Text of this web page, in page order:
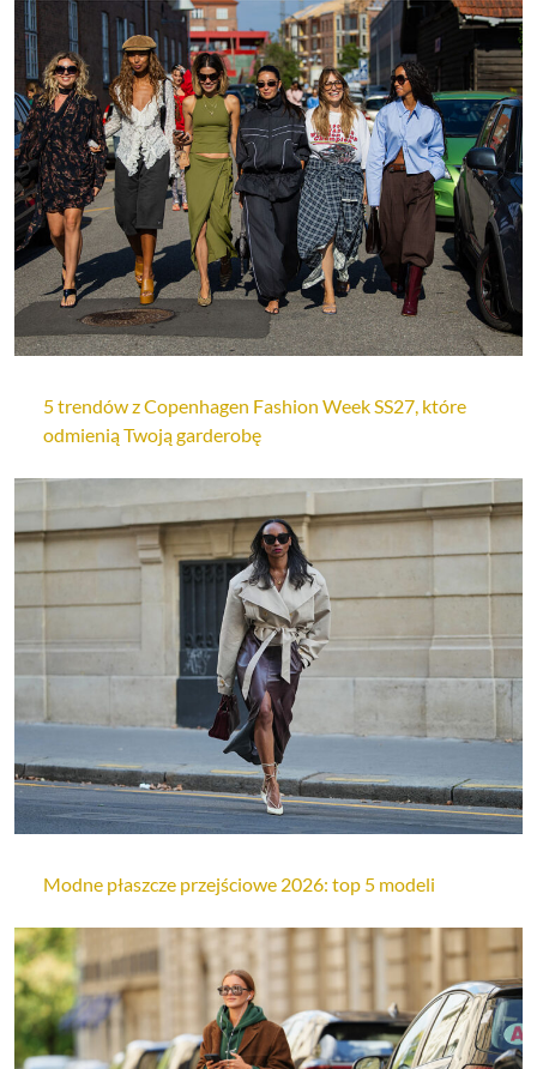
5 trendów z Copenhagen Fashion Week SS27, które
odmienią Twoją garderobę
Modne płaszcze przejściowe 2026: top 5 modeli